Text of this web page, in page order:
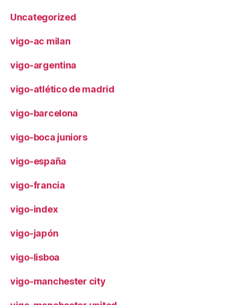
Uncategorized
vigo-ac milan
vigo-argentina
vigo-atlético de madrid
vigo-barcelona
vigo-boca juniors
vigo-españa
vigo-francia
vigo-index
vigo-japón
vigo-lisboa
vigo-manchester city